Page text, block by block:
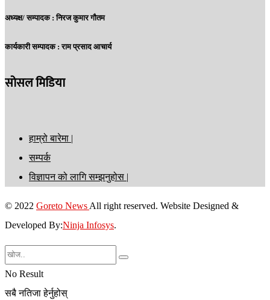
अध्यक्ष/ सम्पादक : निरज कुमार गौतम
कार्यकारी सम्पादक : राम प्रसाद आचार्य
सोसल मिडिया
हाम्रो बारेमा |
सम्पर्क
विज्ञापन को लागि सम्झनुहोस |
© 2022 Goreto NewsAll right reserved. Website Designed &
Developed By:Ninja Infosys.
No Result
सबै नतिजा हेर्नुहोस्